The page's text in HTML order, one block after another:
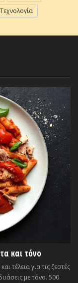
Τεχνολογία
και τόνο
τέλεια για τις ζεστές
με τόνο. 500